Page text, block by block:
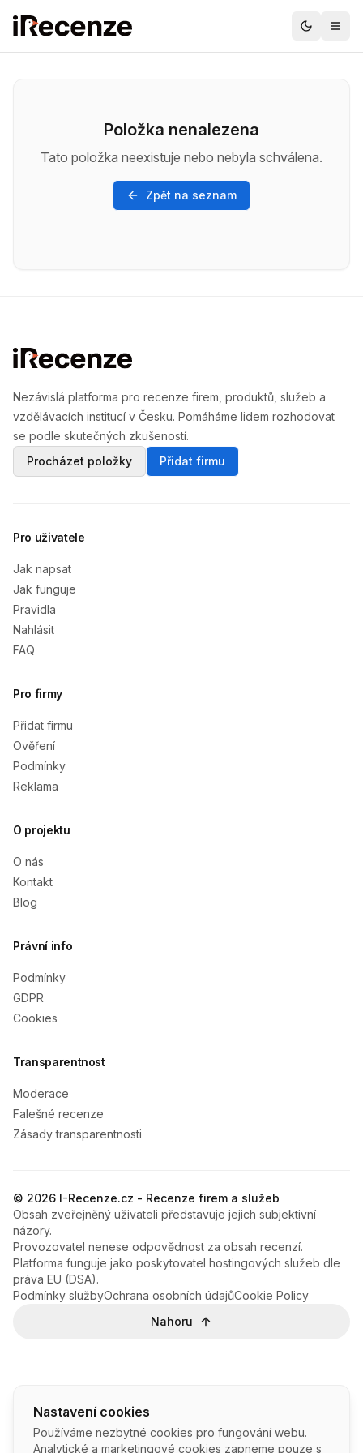
Položka nenalezena
Tato položka neexistuje nebo nebyla schválena.
Zpět na seznam
Nastavení cookies
Používáme nezbytné cookies pro fungování webu.
Analytické a marketingové cookies zapneme pouze s
Nezávislá platforma pro recenze firem, produktů, služeb a
vzdělávacích institucí v Česku. Pomáháme lidem rozhodovat
se podle skutečných zkušeností.
Procházet položky
Přidat firmu
Pro uživatele
Jak napsat
Jak funguje
Pravidla
Nahlásit
FAQ
Pro firmy
Přidat firmu
Ověření
Podmínky
Reklama
O projektu
O nás
Kontakt
Blog
Právní info
Podmínky
GDPR
Cookies
Transparentnost
Moderace
Falešné recenze
Zásady transparentnosti
© 2026 I-Recenze.cz - Recenze firem a služeb
Obsah zveřejněný uživateli představuje jejich subjektivní
názory.
Provozovatel nenese odpovědnost za obsah recenzí.
Platforma funguje jako poskytovatel hostingových služeb dle
práva EU (DSA).
Podmínky službyOchrana osobních údajůCookie Policy
Nahoru